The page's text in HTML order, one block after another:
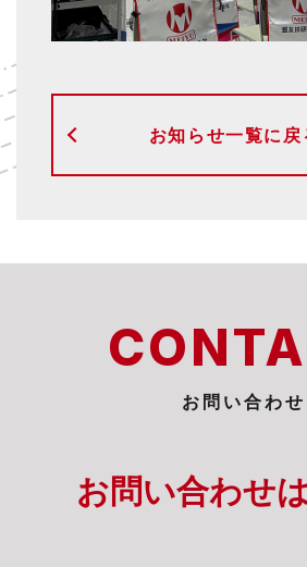
お知らせ一覧に戻
お問い合わせ
お問い合わせは